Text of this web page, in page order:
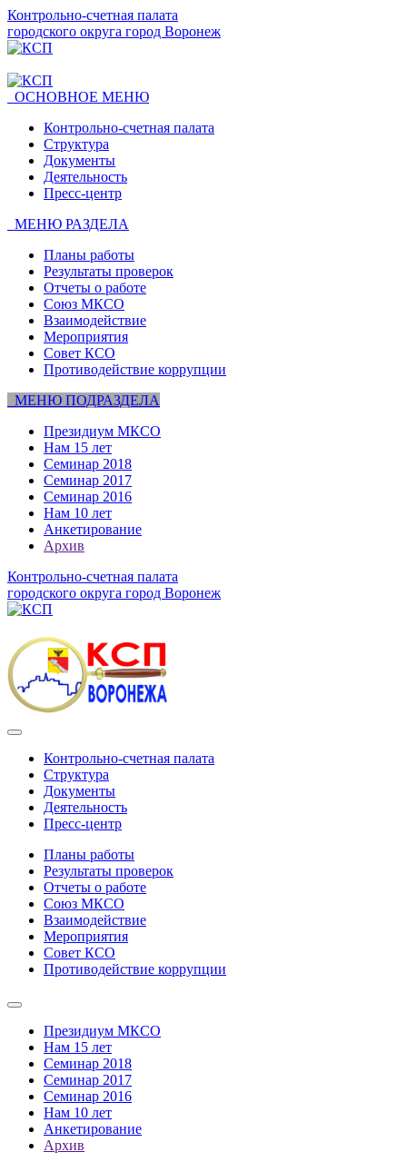
Контрольно-счетная палата
городского округа город Воронеж
ОСНОВНОЕ МЕНЮ
Контрольно-счетная палата
Структура
Документы
Деятельность
Пресс-центр
МЕНЮ РАЗДЕЛА
Планы работы
Результаты проверок
Отчеты о работе
Союз МКСО
Взаимодействие
Мероприятия
Совет КСО
Противодействие коррупции
МЕНЮ ПОДРАЗДЕЛА
Президиум МКСО
Нам 15 лет
Семинар 2018
Семинар 2017
Семинар 2016
Нам 10 лет
Анкетирование
Архив
Контрольно-счетная палата
городского округа город Воронеж
Контрольно-счетная палата
Структура
Документы
Деятельность
Пресс-центр
Планы работы
Результаты проверок
Отчеты о работе
Союз МКСО
Взаимодействие
Мероприятия
Совет КСО
Противодействие коррупции
Президиум МКСО
Нам 15 лет
Семинар 2018
Семинар 2017
Семинар 2016
Нам 10 лет
Анкетирование
Архив